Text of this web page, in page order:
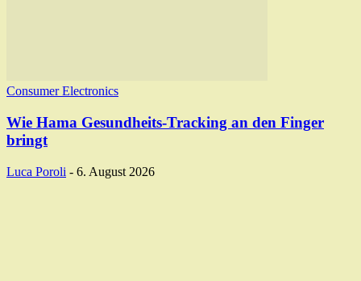
Consumer Electronics
Wie Hama Gesundheits-Tracking an den Finger
bringt
Luca Poroli - 6. August 2026